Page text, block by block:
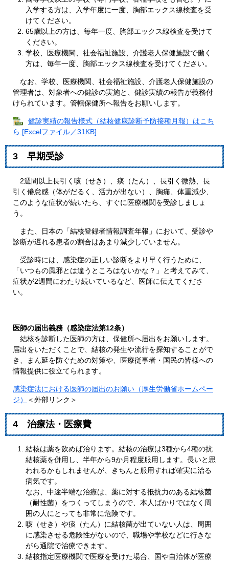
入学する方は、入学年度に一度、胸部エックス線検査を受
けてください。
65歳以上の方は、毎年一度、胸部エックス線検査を受けて
ください。
学校、医療機関、社会福祉施設、介護老人保健施設で働く
方は、毎年一度、胸部エックス線検査を受けてください。
なお、学校、医療機関、社会福祉施設、介護老人保健施設の
管理者は、対象者への健診の実施と、健診実績の報告が義務付
けられています。管轄保健所へ報告をお願いします。
健診実績の報告様式（結核健康診断予防接種月報）はこち
ら [Excelファイル／31KB]
3 早期受診
2週間以上長引く咳（せき）、痰（たん）、長引く微熱、長
引く倦怠感（体がだるく、活力が出ない）、胸痛、体重減少、
このような症状が続いたら、すぐに医療機関を受診しましょ
う。
また、日本の「結核登録者情報調査年報」において、受診や
診断が遅れる患者の割合はあまり減少していません。
受診時には、感染症の正しい診断をより早く行うために、
「いつもの風邪とは違うところはないかな？」と考えてみて、
症状が2週間にわたり続いているなど、医師に伝えてくださ
い。
医師の届出義務（感染症法第12条）
結核を診断した医師の方は、保健所へ届出をお願いします。
届出をいただくことで、結核の発生や流行を探知することがで
き、まん延を防ぐための対策や、医療従事者・国民の皆様への
情報提供に役立てられます。
感染症法における医師の届出のお願い（厚生労働省ホームペー
ジ）
＜外部リンク＞
4 治療法・医療費
結核は薬を飲めば治ります。結核の治療は3種から4種の抗
結核薬を併用し、半年から9か月程度服用します。長いと思
われるかもしれませんが、きちんと服用すれば確実に治る
病気です。
なお、中途半端な治療は、薬に対する抵抗力のある結核菌
（耐性菌）をつくってしまうので、本人ばかりではなく周
囲の人にとっても非常に危険です。
咳（せき）や痰（たん）に結核菌が出ていない人は、周囲
に感染させる危険性がないので、職場や学校などに行きな
がら通院で治療できます。
結核指定医療機関で医療を受けた場合、国や自治体が医療